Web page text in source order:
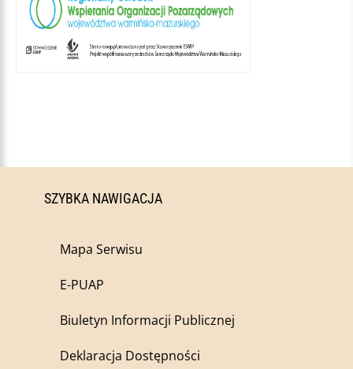
SZYBKA NAWIGACJA
Mapa Serwisu
E-PUAP
Biuletyn Informacji Publicznej
Deklaracja Dostępności